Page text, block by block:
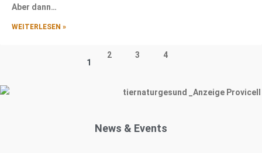
Aber dann…
WEITERLESEN »
1
2 3 4
News & Events